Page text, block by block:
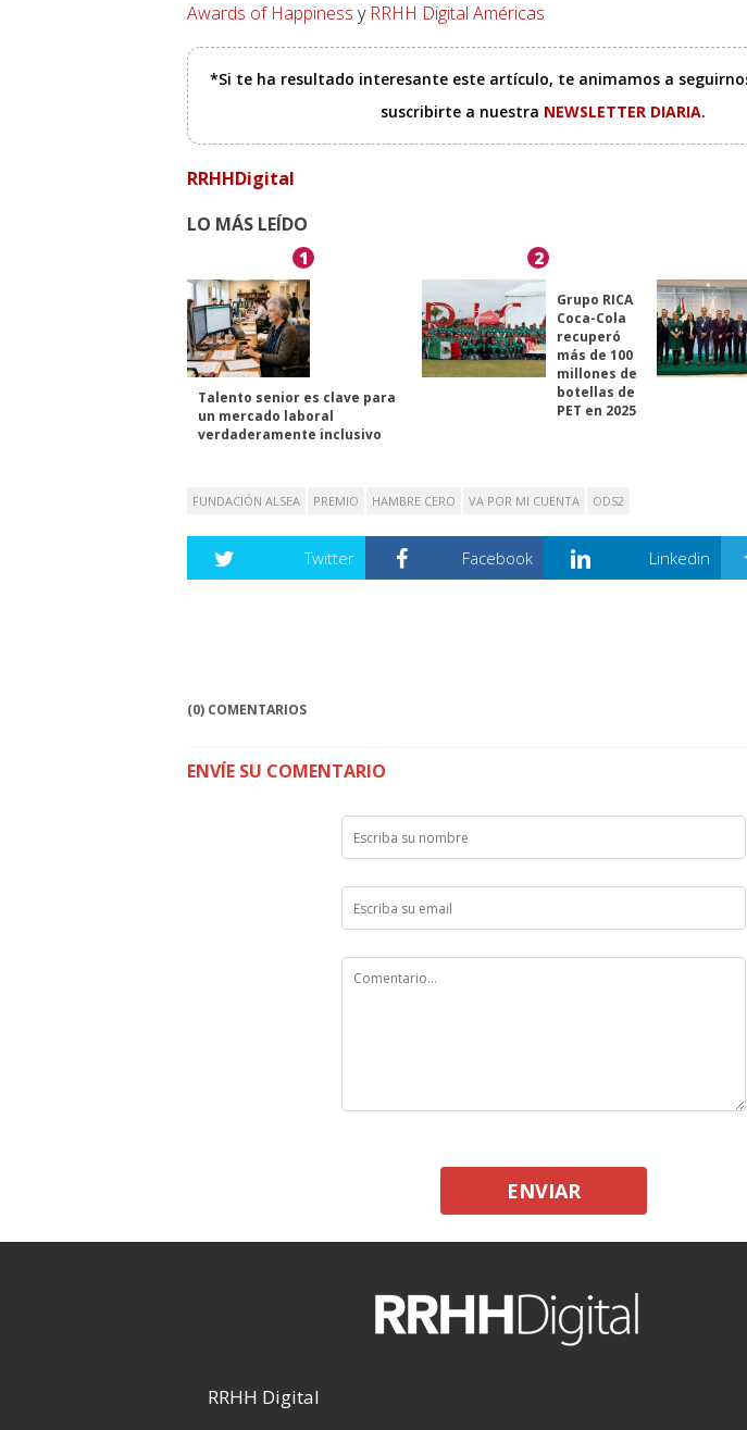
Awards of Happiness y RRHH Digital Américas
*Si te ha resultado interesante este artículo, te animamos a
suscribirte a nuestra NEWSLETTER DIARIA.
RRHHDigital
LO MÁS LEÍDO
1
Talento senior es clave para
un mercado laboral
verdaderamente inclusivo
2
Grupo RICA
Coca-Cola
recuperó
más de 100
millones de
botellas de
PET en 2025
FUNDACIÓN ALSEA PREMIO HAMBRE CERO VA POR MI CUENTA ODS2
Twitter Facebook Linkedin
(0) COMENTARIOS
ENVÍE SU COMENTARIO
ENVIAR
RRHH Digital